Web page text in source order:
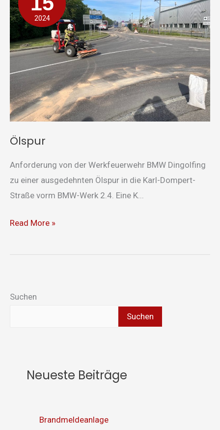
2024
Ölspur
Anforderung von der Werkfeuerwehr BMW Dingolfing
zu einer ausgedehnten Ölspur in die Karl-Dompert-
Straße vorm BMW-Werk 2.4. Eine K...
Read More »
Suchen
Suchen
Neueste Beiträge
Brandmeldeanlage